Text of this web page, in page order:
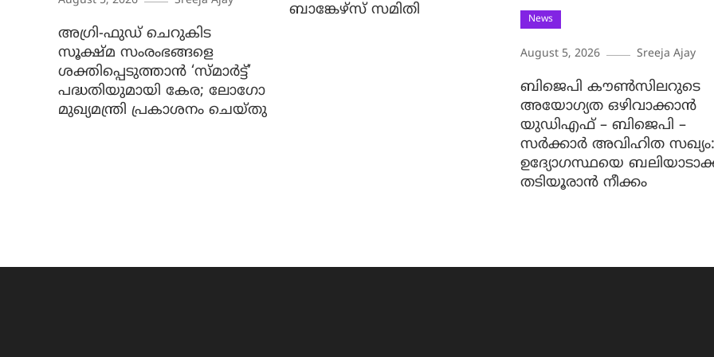
അഗ്രി-ഫുഡ് ചെറുകിട
സൂക്ഷ്മ സംരംഭങ്ങളെ
ശക്തിപ്പെടുത്താന്‍ ‘സ്മാര്‍ട്ട്’
പദ്ധതിയുമായി കേര; ലോഗോ
മുഖ്യമന്ത്രി പ്രകാശനം ചെയ്തു
ബാങ്കേഴ്സ് സമിതി
News
August 5, 2026 Sreeja Ajay
ബിജെപി കൗൺസിലറുടെ
അയോഗ്യത ഒഴിവാക്കാൻ
യുഡിഎഫ് – ബിജെപി –
സർക്കാർ അവിഹിത
ഉദ്യോഗസ്ഥയെ
തടിയൂരാൻ നീക്കം